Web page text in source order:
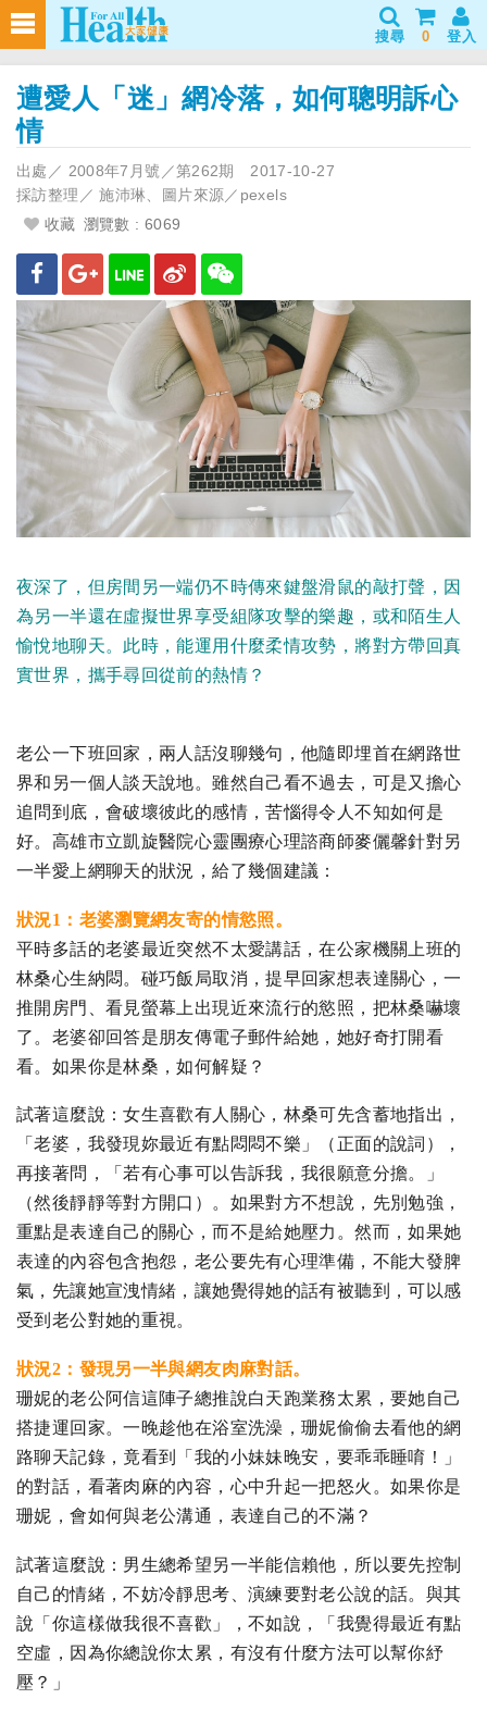
搜尋 0 登入
遭愛人「迷」網冷落，如何聰明訴心
情
出處／ 2008年7月號／第262期 2017-10-27
採訪整理／ 施沛琳、圖片來源／pexels
收藏 瀏覽數 : 6069
夜深了，但房間另一端仍不時傳來鍵盤滑鼠的敲打聲，因
為另一半還在虛擬世界享受組隊攻擊的樂趣，或和陌生人
愉悅地聊天。此時，能運用什麼柔情攻勢，將對方帶回真
實世界，攜手尋回從前的熱情？
老公一下班回家，兩人話沒聊幾句，他隨即埋首在網路世
界和另一個人談天說地。雖然自己看不過去，可是又擔心
追問到底，會破壞彼此的感情，苦惱得令人不知如何是
好。高雄市立凱旋醫院心靈團療心理諮商師麥儷馨針對另
一半愛上網聊天的狀況，給了幾個建議：
狀況1：老婆瀏覽網友寄的情慾照。
平時多話的老婆最近突然不太愛講話，在公家機關上班的
林桑心生納悶。碰巧飯局取消，提早回家想表達關心，一
推開房門、看見螢幕上出現近來流行的慾照，把林桑嚇壞
了。老婆卻回答是朋友傳電子郵件給她，她好奇打開看
看。如果你是林桑，如何解疑？
試著這麼說：女生喜歡有人關心，林桑可先含蓄地指出，
「老婆，我發現妳最近有點悶悶不樂」（正面的說詞），
再接著問，「若有心事可以告訴我，我很願意分擔。」
（然後靜靜等對方開口）。如果對方不想說，先別勉強，
重點是表達自己的關心，而不是給她壓力。然而，如果她
表達的內容包含抱怨，老公要先有心理準備，不能大發脾
氣，先讓她宣洩情緒，讓她覺得她的話有被聽到，可以感
受到老公對她的重視。
狀況2：發現另一半與網友肉麻對話。
珊妮的老公阿信這陣子總推說白天跑業務太累，要她自己
搭捷運回家。一晚趁他在浴室洗澡，珊妮偷偷去看他的網
路聊天記錄，竟看到「我的小妹妹晚安，要乖乖睡唷！」
的對話，看著肉麻的內容，心中升起一把怒火。如果你是
珊妮，會如何與老公溝通，表達自己的不滿？
試著這麼說：男生總希望另一半能信賴他，所以要先控制
自己的情緒，不妨冷靜思考、演練要對老公說的話。與其
說「你這樣做我很不喜歡」，不如說，「我覺得最近有點
空虛，因為你總說你太累，有沒有什麼方法可以幫你紓
壓？」